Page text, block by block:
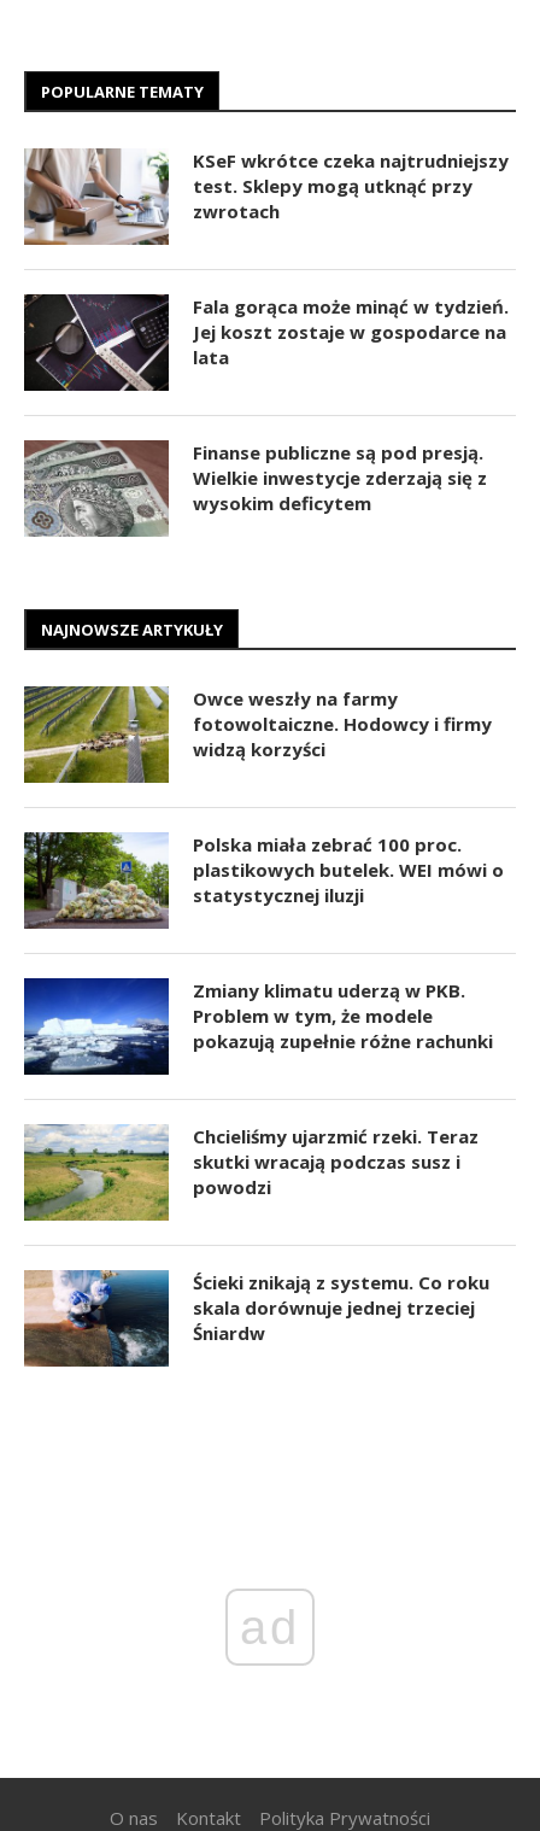
POPULARNE TEMATY
KSeF wkrótce czeka najtrudniejszy
test. Sklepy mogą utknąć przy
zwrotach
Fala gorąca może minąć w tydzień.
Jej koszt zostaje w gospodarce na
lata
Finanse publiczne są pod presją.
Wielkie inwestycje zderzają się z
wysokim deficytem
NAJNOWSZE ARTYKUŁY
Owce weszły na farmy
fotowoltaiczne. Hodowcy i firmy
widzą korzyści
Polska miała zebrać 100 proc.
plastikowych butelek. WEI mówi o
statystycznej iluzji
Zmiany klimatu uderzą w PKB.
Problem w tym, że modele
pokazują zupełnie różne rachunki
Chcieliśmy ujarzmić rzeki. Teraz
skutki wracają podczas susz i
powodzi
Ścieki znikają z systemu. Co roku
skala dorównuje jednej trzeciej
Śniardw
ad
O nas Kontakt Polityka Prywatności